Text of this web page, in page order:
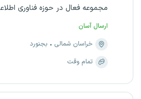
مجموعه فعال در حوزه فناوری
ارسال آسان
خراسان شمالی
بجنورد
تمام وقت